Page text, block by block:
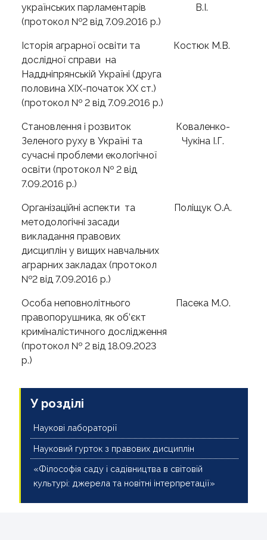
українських парламентарів
(протокол №2 від 7.09.2016 р.)
В.І.
Історія аграрної освіти та
дослідної справи на
Наддніпрянській Україні (друга
половина ХІХ-початок ХХ ст.)
(протокол № 2 від 7.09.2016 р.)
Костюк М.В.
Становлення і розвиток
Зеленого руху в Україні та
сучасні проблеми екологічної
освіти (протокол № 2 від
7.09.2016 р.)
Коваленко-
Чукіна І.Г.
Організаційні аспекти та
методологічні засади
викладання правових
дисциплін у вищих навчальних
аграрних закладах (протокол
№2 від 7.09.2016 р.)
Поліщук О.А.
Особа неповнолітнього
правопорушника, як об’єкт
криміналістичного дослідження
(протокол № 2 від 18.09.2023
р.)
Пасека М.О.
У розділі
Наукові лабораторії
Науковий гурток з правових дисциплін
«Філософія саду і садівництва в світовій
культурі: джерела та новітні інтерпретації»